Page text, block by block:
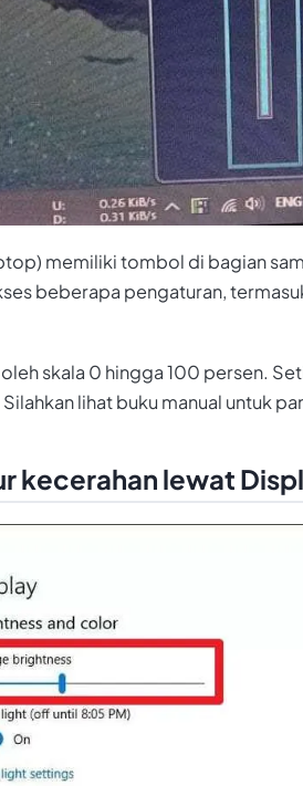
memiliki tombol di bagian
beberapa pengaturan,
skala 0 hingga 100 persen.
lihat buku manual untuk
kecerahan lewat